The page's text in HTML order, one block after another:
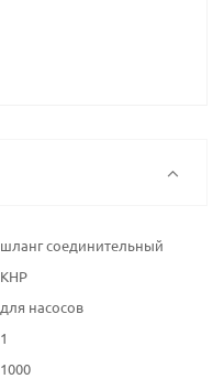
шланг соединительный
КНР
для насосов
1
1000